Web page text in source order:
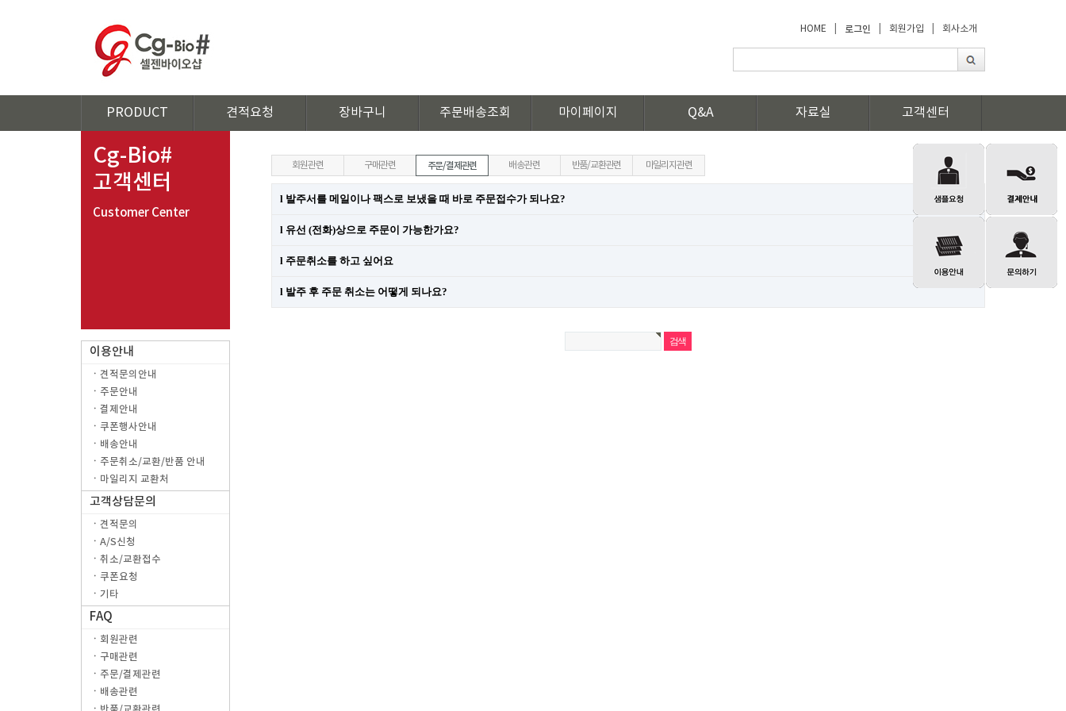
HOME 로그인 회원가입 회사소개
PRODUCT 견적요청 장바구니 주문배송조회 마이페이지 Q&A 자료실 고객센터
Cg-Bio#
고객센터
Customer Center
이용안내
ㆍ견적문의안내
ㆍ주문안내
ㆍ결제안내
ㆍ쿠폰행사안내
ㆍ배송안내
ㆍ주문취소/교환/반품 안내
ㆍ마일리지 교환처
고객상담문의
ㆍ견적문의
ㆍA/S신청
ㆍ취소/교환접수
ㆍ쿠폰요청
ㆍ기타
FAQ
ㆍ회원관련
ㆍ구매관련
ㆍ주문/결제관련
ㆍ배송관련
회원관련 구매관련 주문/결제관련 배송관련 반품/교환관련 마일리지관련
l 발주서를 메일이나 팩스로 보냈을 때 바로 주문접수가 되나요?
l 유선 (전화)상으로 주문이 가능한가요?
l 주문취소를 하고 싶어요
l 발주 후 주문 취소는 어떻게 되나요?